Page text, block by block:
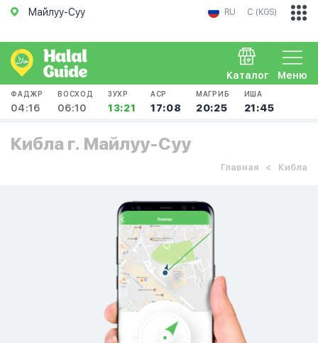
Майлуу-Суу RU С (KGS)
Меню
Каталог
ФАДЖР
04:16
ВОСХОД
06:10
ЗУХР
13:21
АСР
17:08
МАГРИБ
20:25
ИША
21:45
Кибла г. Майлуу-Суу
Главная Кибла